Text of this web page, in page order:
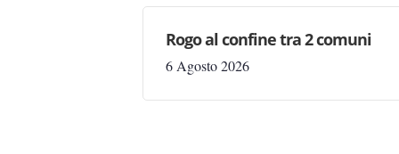
Rogo al confine tra 2 comuni
6 Agosto 2026